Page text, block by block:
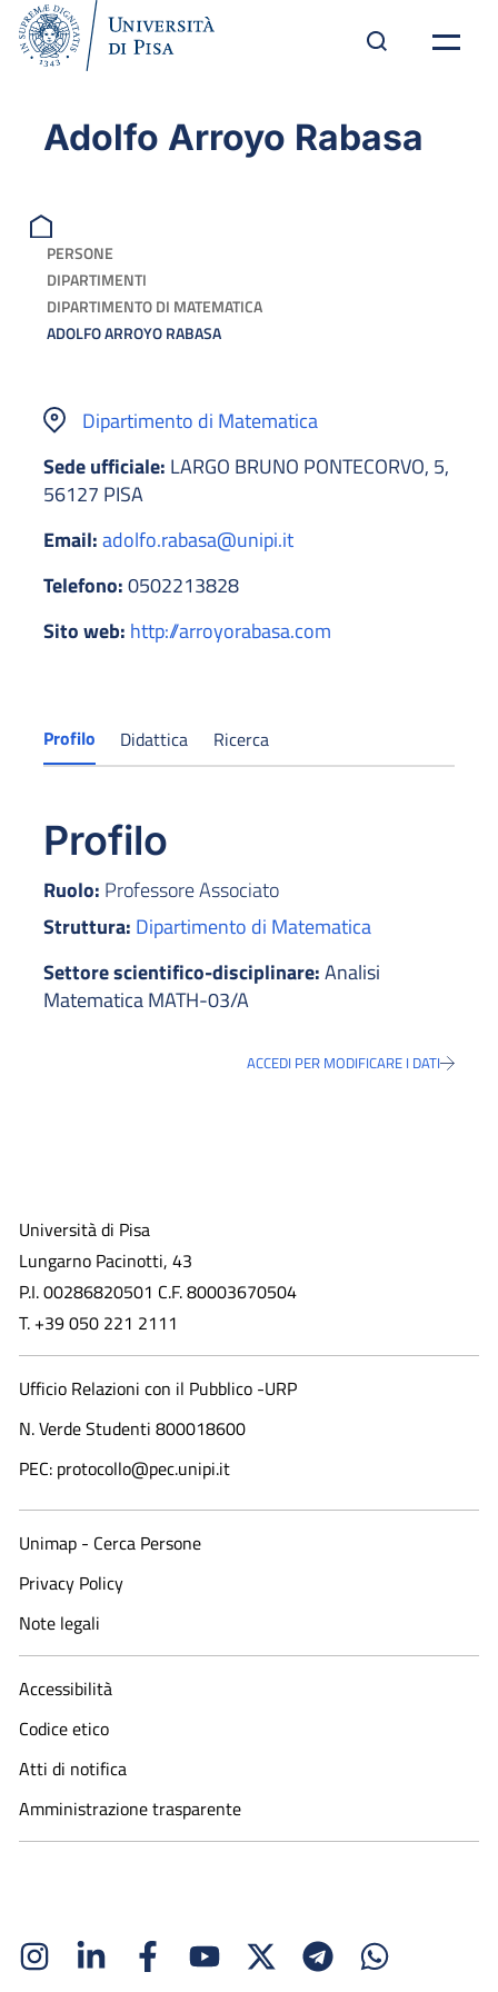
Adolfo Arroyo Rabasa
PERSONE
DIPARTIMENTI
DIPARTIMENTO DI MATEMATICA
ADOLFO ARROYO RABASA
Dipartimento di Matematica
Sede ufficiale: LARGO BRUNO PONTECORVO, 5,
56127 PISA
Email:adolfo.rabasa@unipi.it
Telefono:0502213828
Sito web: http://arroyorabasa.com
Profilo Didattica Ricerca
Profilo
Ruolo: Professore Associato
Struttura: Dipartimento di Matematica
Settore scientifico-disciplinare:Analisi
Matematica MATH-03/A
ACCEDI PER MODIFICARE I DATI
Università di Pisa
Lungarno Pacinotti, 43
P.I. 00286820501 C.F. 80003670504
T. +39 050 221 2111
Ufficio Relazioni con il Pubblico -URP
N. Verde Studenti 800018600​
PEC: protocollo@pec.unipi.it
Unimap - Cerca Persone
Privacy Policy
Note legali
Accessibilità
Codice etico
Atti di notifica
Amministrazione trasparente